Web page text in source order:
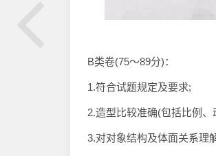
B类卷(75～89分)：
1.符合试题规定及要求;
2.造型比较准确(包括比例
3.对对象结构及体面关系理